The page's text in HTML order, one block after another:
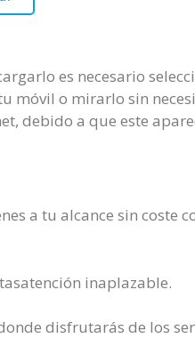
es necesario
móvil o mirarlo sin
debido a que este
a tu alcance sin coste
inaplazable.
disfrutarás de los